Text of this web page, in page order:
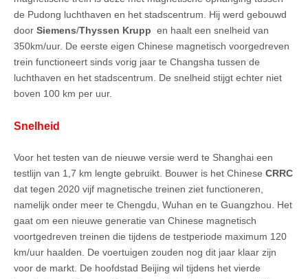
de Pudong luchthaven en het stadscentrum. Hij werd gebouwd
door Siemens/Thyssen Krupp en haalt een snelheid van
350km/uur. De eerste eigen Chinese magnetisch voorgedreven
trein functioneert sinds vorig jaar te Changsha tussen de
luchthaven en het stadscentrum. De snelheid stijgt echter niet
boven 100 km per uur.
Snelheid
Voor het testen van de nieuwe versie werd te Shanghai een
testlijn van 1,7 km lengte gebruikt. Bouwer is het Chinese CRRC
dat tegen 2020 vijf magnetische treinen ziet functioneren,
namelijk onder meer te Chengdu, Wuhan en te Guangzhou. Het
gaat om een nieuwe generatie van Chinese magnetisch
voortgedreven treinen die tijdens de testperiode maximum 120
km/uur haalden. De voertuigen zouden nog dit jaar klaar zijn
voor de markt. De hoofdstad Beijing wil tijdens het vierde